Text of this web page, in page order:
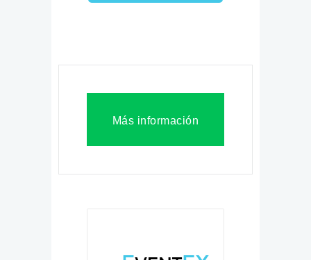
Más información